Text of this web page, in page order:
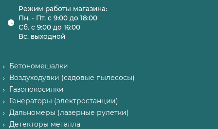
Режим работы магазина:
Пн. - Пт. с 9:00 до 18:00
Сб. с 9:00 до 16:00
Вс. выходной
Бетономешалки
Воздуходувки (садовые пылесосы)
Газонокосилки
Генераторы (электростанции)
Дальномеры (лазерные рулетки)
Детекторы металла